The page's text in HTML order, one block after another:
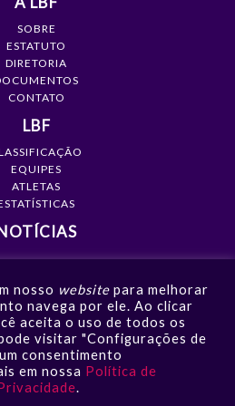
SOBRE
ESTATUTO
DIRETORIA
CONTATO
LBF
EQUIPES
ATLETAS
GALERIAS
VÍDEOS
NOTÍCIAS
nosso website para melhorar
navega por ele. Ao clicar
aceita o uso de todos os
visitar "Configurações de
consentimento
em nossa Política de
.